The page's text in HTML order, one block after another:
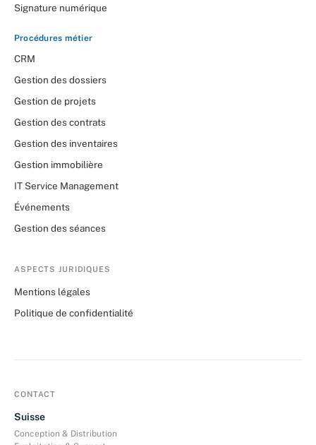
Signature numérique
Procédures métier
CRM
Gestion des dossiers
Gestion de projets
Gestion des contrats
Gestion des inventaires
Gestion immobilière
IT Service Management
Événements
Gestion des séances
ASPECTS JURIDIQUES
Mentions légales
Politique de confidentialité
CONTACT
Suisse
Conception & Distribution